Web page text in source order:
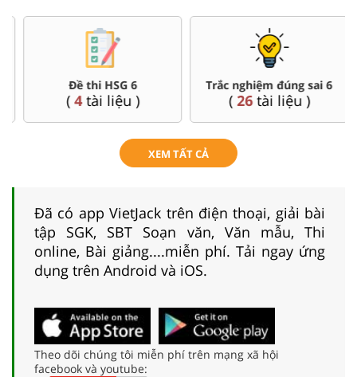
Đề thi HSG 6
4tài liệu )
Trắc nghiệm đúng sai 6
26tài liệu )
XEM TẤT CẢ
Đã có app VietJack trên điện thoại, giải bài
tập SGK, SBT Soạn văn, Văn mẫu, Thi
online, Bài giảng....miễn phí. Tải ngay ứng
dụng trên Android và iOS.
Theo dõi chúng tôi miễn phí trên mạng xã hội
facebook và youtube: